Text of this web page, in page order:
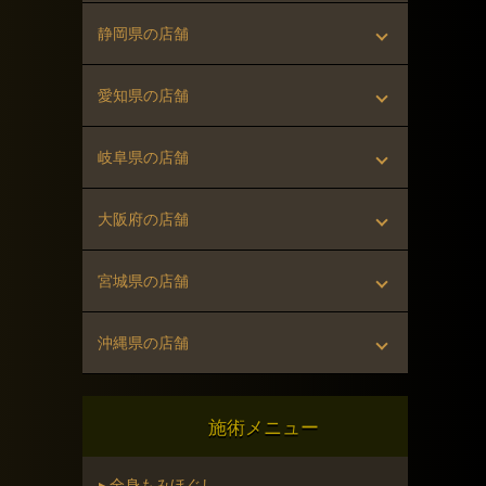
▸ 新橋店（新橋駅 徒歩5分）
▸ 吉祥寺店（吉祥寺駅 徒歩3分）
▸ 調布店（調布駅 徒歩2分）
▸ 中野桃園店（中野駅 徒歩3分）
▸ 大和店（大和駅 徒歩3分）
▸ 相模大野店（相模大野駅 徒歩2分）
▸ 新河岸店（新河岸駅 徒歩10分）
▸ 春日部店（春日部駅 徒歩3分）
▸ 宇都宮店（宇都宮駅 徒歩5分）
静岡県の店舗
▸ 新静岡駅前店（新静岡駅 徒歩1分）
愛知県の店舗
▸ 名古屋錦二丁目店（丸の内駅 徒歩2分）
▸ 金山店（金山駅 徒歩2分）
岐阜県の店舗
▸ 岐阜駅前店（名鉄岐阜駅 徒歩1分）
▸ 可児店（可児駅 徒歩12分）
大阪府の店舗
▸ 心斎橋店（堺筋本町駅 徒歩5分）
▸ 枚方店（枚方市駅 徒歩3分）
宮城県の店舗
▸ 仙台一番町店（勾当台公園駅 徒歩2分）
▸ 仙台駅前店（仙台駅 徒歩1分）
沖縄県の店舗
施術メニュー